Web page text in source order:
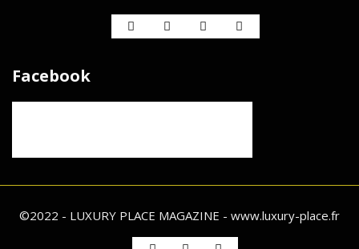
Facebook
©2022 - LUXURY PLACE MAGAZINE - www.luxury-place.fr